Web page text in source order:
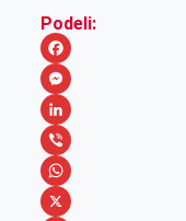
Podeli:
F
a
c
e
b
M
e
s
s
L
i
n
V
iW